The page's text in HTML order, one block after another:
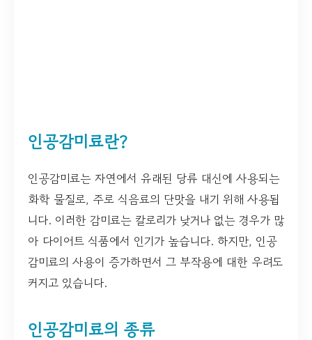
인공감미료란?
인공감미료는 자연에서 유래된 당류 대신에 사용되는
화학 물질로, 주로 식음료의 단맛을 내기 위해 사용됩
니다. 이러한 감미료는 칼로리가 낮거나 없는 경우가 많
아 다이어트 식품에서 인기가 높습니다. 하지만, 인공
감미료의 사용이 증가하면서 그 부작용에 대한 우려도
커지고 있습니다.
인공감미료의 종류